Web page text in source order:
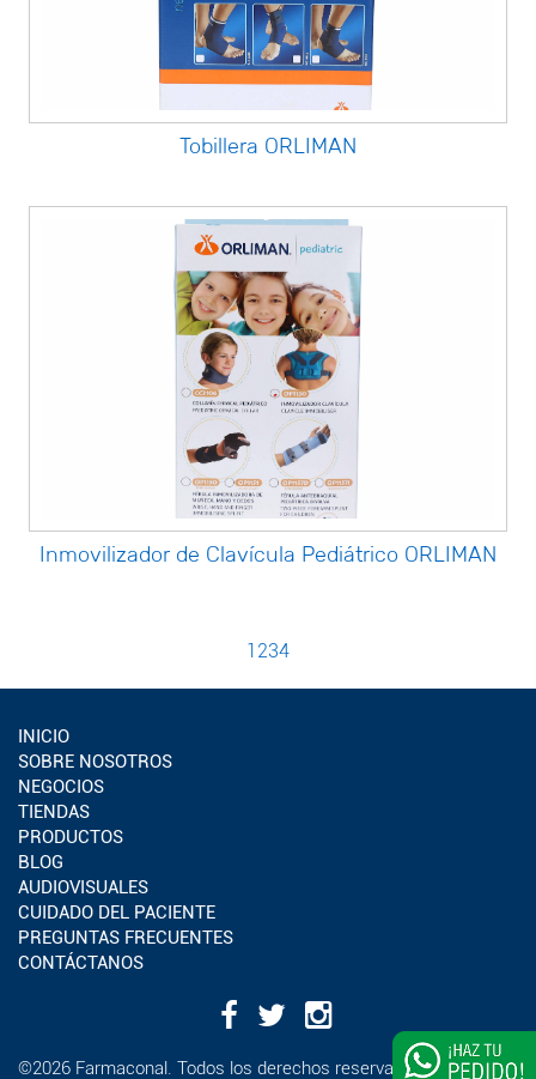
Tobillera ORLIMAN
Inmovilizador de Clavícula Pediátrico ORLIMAN
1 234
INICIO
SOBRE NOSOTROS
NEGOCIOS
TIENDAS
PRODUCTOS
BLOG
AUDIOVISUALES
CUIDADO DEL PACIENTE
PREGUNTAS FRECUENTES
CONTÁCTANOS
¿Deseas
©2026 Farmaconal. Todos los derechos reservados